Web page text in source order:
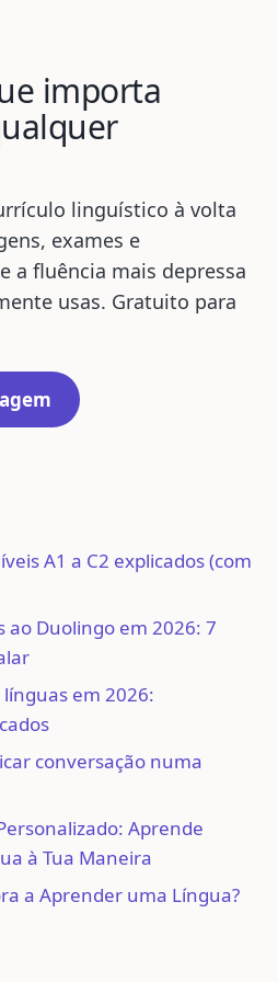
importa
linguístico à volta
exames e
a fluência mais depressa
usas. Gratuito para
A1 a C2 explicados (com
Duolingo em 2026: 7
em 2026:
conversação numa
Aprende
à Tua Maneira
a Aprender uma Língua?